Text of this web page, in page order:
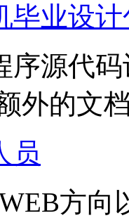
毕业设
序源代
外的文
员
方